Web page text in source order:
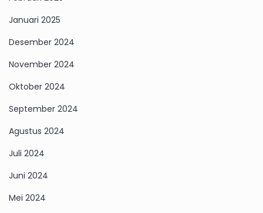
Januari 2025
Desember 2024
November 2024
Oktober 2024
September 2024
Agustus 2024
Juli 2024
Juni 2024
Mei 2024